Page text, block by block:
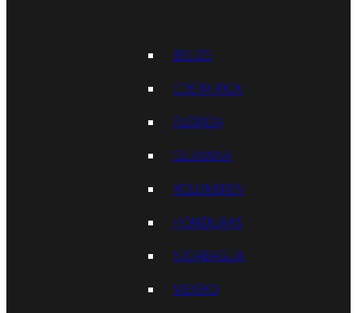
BELIZE
COSTA RICA
FLORIDA
GUAYANA
KOLUMBIEN
HONDURAS
NICARAGUA
MEXIKO